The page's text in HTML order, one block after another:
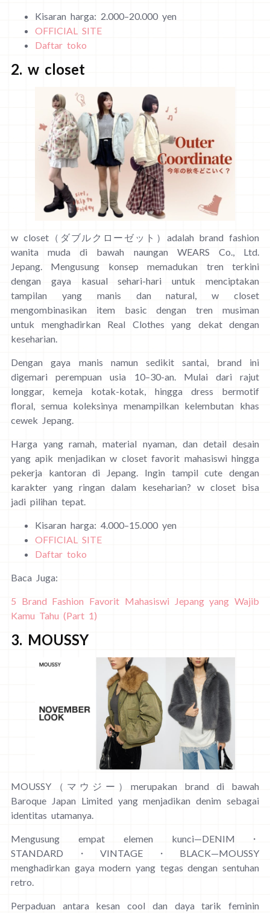
Kisaran harga: 2.000–20.000 yen
OFFICIAL SITE
Daftar toko
2. w closet
w closet（ダブルクローゼット）adalah brand fashion
wanita muda di bawah naungan WEARS Co., Ltd.
Jepang. Mengusung konsep memadukan tren terkini
dengan gaya kasual sehari-hari untuk menciptakan
tampilan yang manis dan natural, w closet
mengombinasikan item basic dengan tren musiman
untuk menghadirkan Real Clothes yang dekat dengan
keseharian.
Dengan gaya manis namun sedikit santai, brand ini
digemari perempuan usia 10–30-an. Mulai dari rajut
longgar, kemeja kotak-kotak, hingga dress bermotif
floral, semua koleksinya menampilkan kelembutan khas
cewek Jepang.
Harga yang ramah, material nyaman, dan detail desain
yang apik menjadikan w closet favorit mahasiswi hingga
pekerja kantoran di Jepang. Ingin tampil cute dengan
karakter yang ringan dalam keseharian? w closet bisa
jadi pilihan tepat.
Kisaran harga: 4.000–15.000 yen
OFFICIAL SITE
Daftar toko
Baca Juga:
5 Brand Fashion Favorit Mahasiswi Jepang yang Wajib
Kamu Tahu (Part 1)
3. MOUSSY
MOUSSY（マウジー）merupakan brand di bawah
Baroque Japan Limited yang menjadikan denim sebagai
identitas utamanya.
Mengusung empat elemen kunci—DENIM・
STANDARD・VINTAGE・BLACK—MOUSSY
menghadirkan gaya modern yang tegas dengan sentuhan
retro.
Perpaduan antara kesan cool dan daya tarik feminin